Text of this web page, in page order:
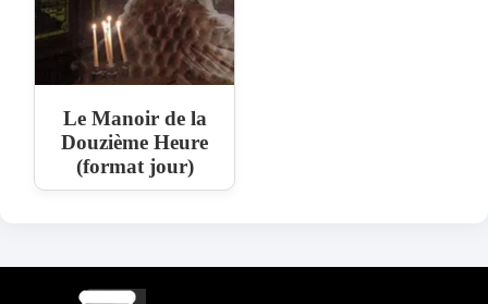
Le Manoir de la
Douzième Heure
(format jour)